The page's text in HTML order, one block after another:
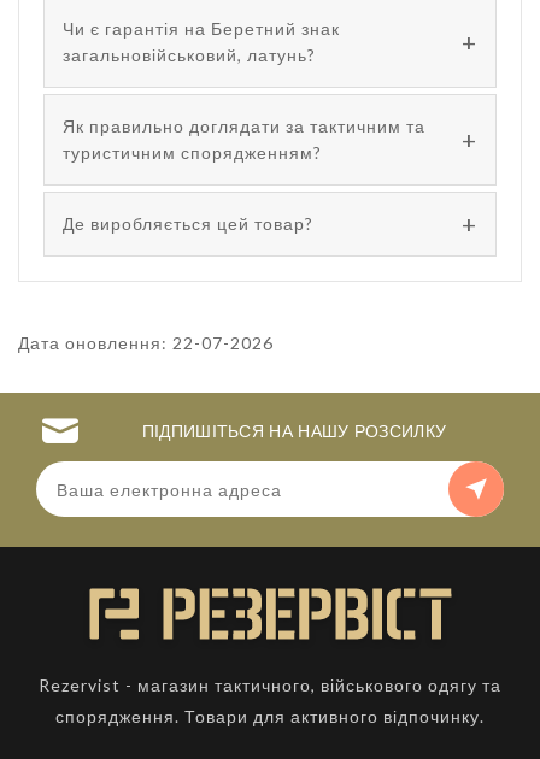
Чи є гарантія на Беретний знак
загальновійськовий, латунь?
Як правильно доглядати за тактичним та
туристичним спорядженням?
Де виробляється цей товар?
Дата оновлення: 22-07-2026
ПІДПИШІТЬСЯ НА НАШУ РОЗСИЛКУ
Rezervist - магазин тактичного, військового одягу та
спорядження. Товари для активного відпочинку.